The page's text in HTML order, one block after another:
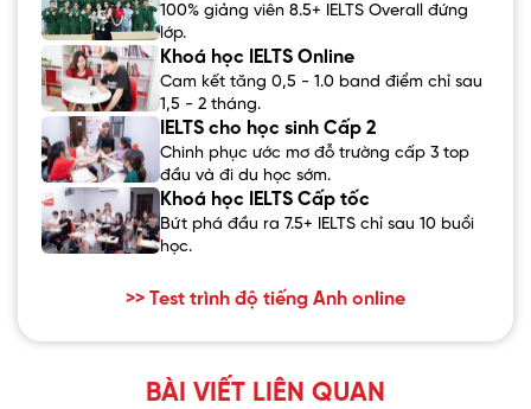
100% giảng viên 8.5+ IELTS Overall đứng
lớp.
Khoá học IELTS Online
Cam kết tăng 0,5 - 1.0 band điểm chỉ sau
1,5 - 2 tháng.
IELTS cho học sinh Cấp 2
Chinh phục ước mơ đỗ trường cấp 3 top
đầu và đi du học sớm.
Khoá học IELTS Cấp tốc
Bứt phá đầu ra 7.5+ IELTS chỉ sau 10 buổi
học.
>> Test trình độ tiếng Anh online
BÀI VIẾT LIÊN QUAN